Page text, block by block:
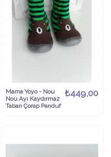
Mama Yoyo - Nou
Nou Ayı Kaydırmaz
Taban Çorap Panduf
₺449,00